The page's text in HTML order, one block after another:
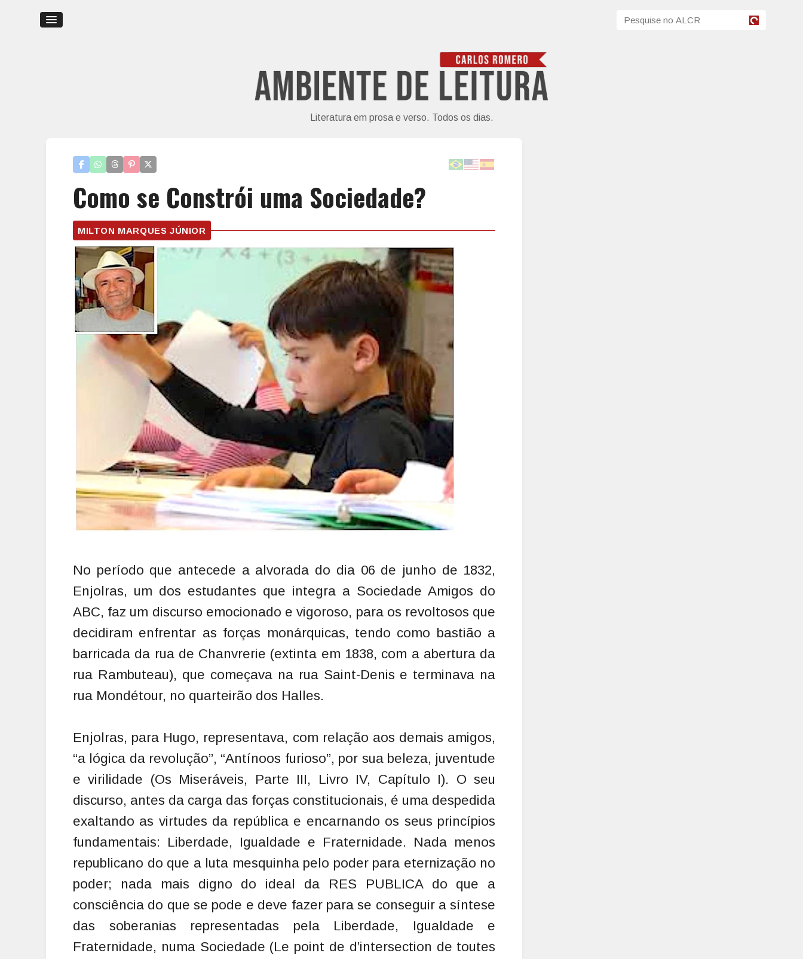
Literatura em prosa e verso. Todos os dias.
Como se Constrói uma Sociedade?
MILTON MARQUES JÚNIOR
No período que antecede a alvorada do dia 06 de junho de 1832,
Enjolras, um dos estudantes que integra a Sociedade Amigos do
ABC, faz um discurso emocionado e vigoroso, para os revoltosos que
decidiram enfrentar as forças monárquicas, tendo como bastião a
barricada da rua de Chanvrerie (extinta em 1838, com a abertura da
rua Rambuteau), que começava na rua Saint-Denis e terminava na
rua Mondétour, no quarteirão dos Halles.
Enjolras, para Hugo, representava, com relação aos demais amigos,
“a lógica da revolução”, “Antínoos furioso”, por sua beleza, juventude
e virilidade (Os Miseráveis, Parte III, Livro IV, Capítulo I). O seu
discurso, antes da carga das forças constitucionais, é uma despedida
exaltando as virtudes da república e encarnando os seus princípios
fundamentais: Liberdade, Igualdade e Fraternidade. Nada menos
republicano do que a luta mesquinha pelo poder para eternização no
poder; nada mais digno do ideal da RES PUBLICA do que a
consciência do que se pode e deve fazer para se conseguir a síntese
das soberanias representadas pela Liberdade, Igualdade e
Fraternidade, numa Sociedade (Le point de d’intersection de toutes